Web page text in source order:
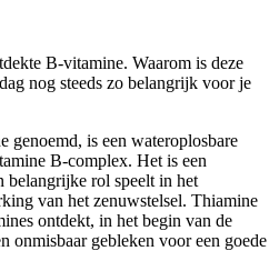
B-vitamine. Waarom is deze
nog steeds zo belangrijk voor je
is een wateroplosbare
B-complex. Het is een
belangrijke rol speelt in het
van het zenuwstelsel. Thiamine
ontdekt, in het begin van de
onmisbaar gebleken voor een goede